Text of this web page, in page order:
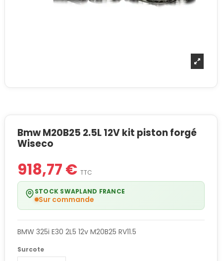
Bmw M20B25 2.5L 12V kit piston forgé
Wiseco
918,77 € TTC
STOCK SWAPLAND FRANCE
Sur commande
BMW 325i E30 2L5 12v M20B25 RV11.5
Surcote